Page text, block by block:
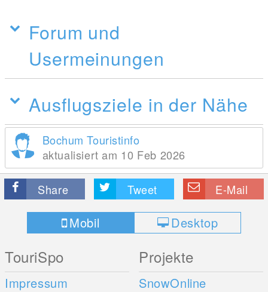
Forum und
Usermeinungen
Ausflugsziele in der Nähe
Bochum Touristinfo
aktualisiert am 10 Feb 2026
Share Tweet E-Mail
Mobil Desktop
TouriSpo
Impressum
Projekte
SnowOnline